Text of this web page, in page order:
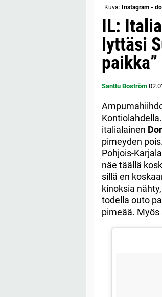
Kuva: Instagram -
IL:
lyttäsi
paikka”
Santtu Boström
italialainen
pimeyden
Pohjois-
näe täällä
sillä en
kinoksia
todella outo
pimeää.